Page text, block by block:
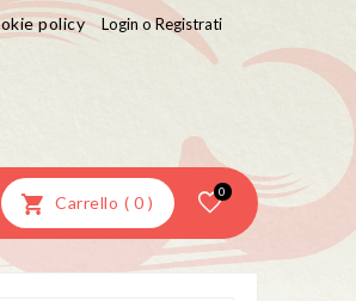
policy Login o Registrati
0
Carrello ( 0 )